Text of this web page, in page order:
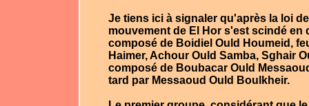
Je tiens ici à signaler qu'après la loi
mouvement de El Hor s'est scindé en
composé de Boidiel Ould Houmeid ,
Haimer,Achour Ould Samba, Sghair
composé de Boubacar Ould
tard par Messaoud Ould Boulkheir.